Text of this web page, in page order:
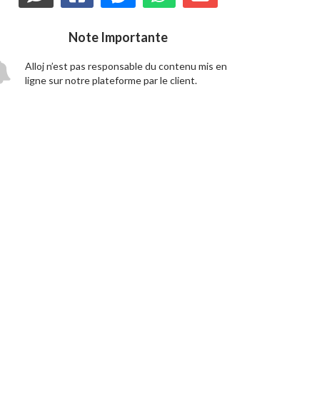
Note Importante
Alloj n’est pas responsable du contenu mis en
ligne sur notre plateforme par le client.